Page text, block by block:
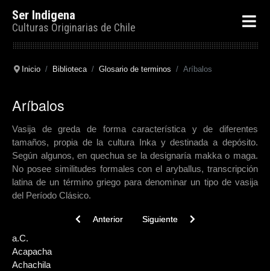
Ser Indigena
Culturas Originarias de Chile
Inicio Biblioteca Glosario de terminos Aríbalos
Aríbalos
Vasija de greda de forma característica y de diferentes
tamaños, propia de la cultura Inka y destinada a depósito.
Según algunos, en quechua se la designaría makka o maga.
No posee similitudes formales con el aryballus, transcripción
latina de un término griego para denominar un tipo de vasija
del Período Clásico.
Previous article: Artefacto
Anterior Next article: Arcaico
Siguiente
a.C.
Acapacha
Achachila